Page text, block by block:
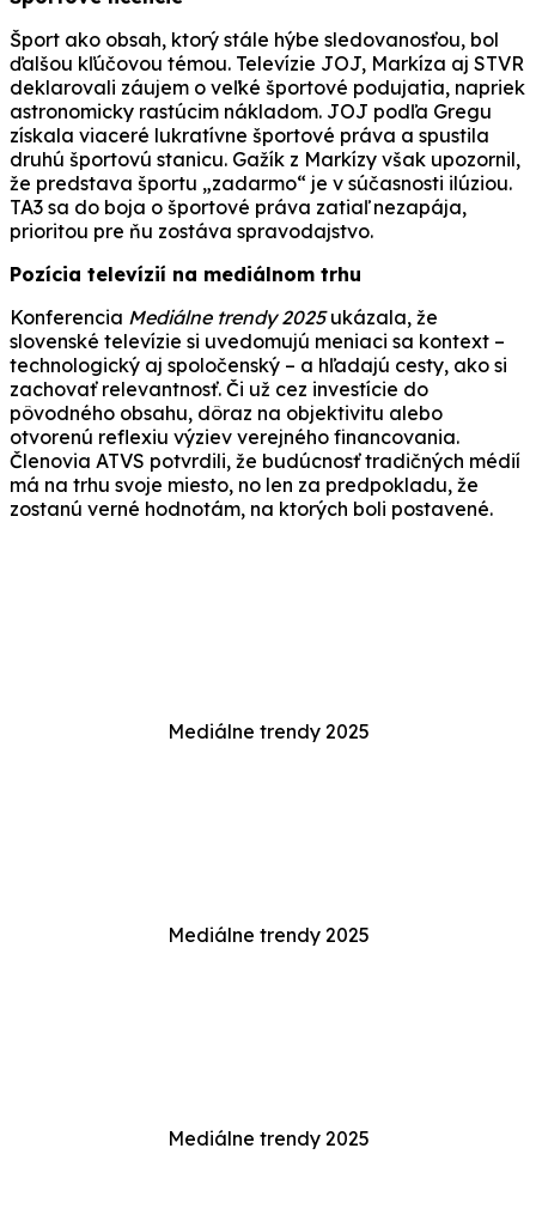
Šport ako obsah, ktorý stále hýbe sledovanosťou, bol
ďalšou kľúčovou témou. Televízie JOJ, Markíza aj STVR
deklarovali záujem o veľké športové podujatia, napriek
astronomicky rastúcim nákladom. JOJ podľa Gregu
získala viaceré lukratívne športové práva a spustila
druhú športovú stanicu. Gažík z Markízy však upozornil,
že predstava športu „zadarmo“ je v súčasnosti ilúziou.
TA3 sa do boja o športové práva zatiaľ nezapája,
prioritou pre ňu zostáva spravodajstvo.
Pozícia televízií na mediálnom trhu
Konferencia Mediálne trendy 2025ukázala, že
slovenské televízie si uvedomujú meniaci sa kontext –
technologický aj spoločenský – a hľadajú cesty, ako si
zachovať relevantnosť. Či už cez investície do
pôvodného obsahu, dôraz na objektivitu alebo
otvorenú reflexiu výziev verejného financovania.
Členovia ATVS potvrdili, že budúcnosť tradičných médií
má na trhu svoje miesto, no len za predpokladu, že
zostanú verné hodnotám, na ktorých boli postavené.
Mediálne trendy 2025
Mediálne trendy 2025
Mediálne trendy 2025